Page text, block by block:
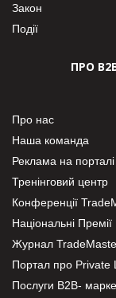
Закон
Події
ПРО
Про нас
Наша команда
Реклама на порталі
Тренінговий центр
Конференції
Національні Премії
Журнал
Портал про Private
Послуги В2В-